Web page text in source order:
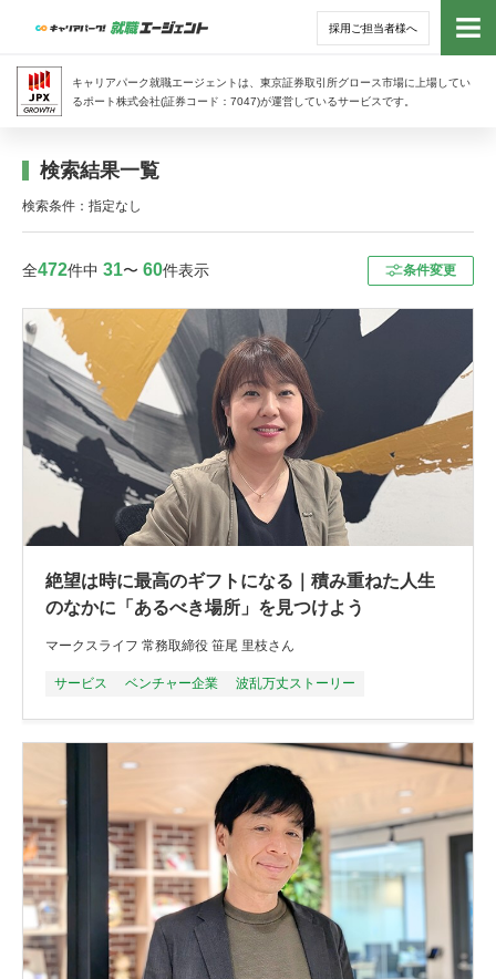
採用ご担当者様へ
キャリアパーク就職エージェントは、東京証券取引所グロース市場に上場してい
るポート株式会社(証券コード：7047)が運営しているサービスです。
トッ
就活
経営
無料
検索結果一覧
検索条件：指定なし
全472件中 31〜 60件表示 条件変更
絶望は時に最高のギフトになる｜積み重ねた人生
のなかに「あるべき場所」を見つけよう
マークスライフ 常務取締役 笹尾 里枝さん
サービス ベンチャー企業 波乱万丈ストーリー